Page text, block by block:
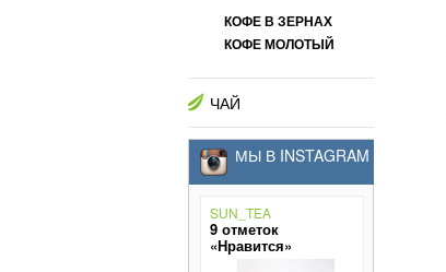
КОФЕ В ЗЕРНАХ
КОФЕ МОЛОТЫЙ
ЧАЙ
МЫ В INSTAGRAM
SUN_TEA
9 отметок
«Нравится»